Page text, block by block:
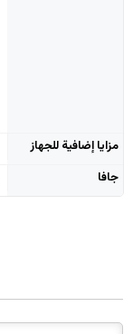
مزايا إضافية للجهاز
جافا